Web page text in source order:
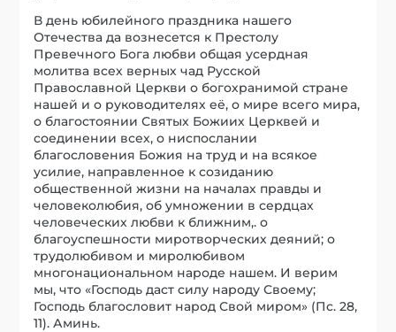
В день юбилейного праздника нашего
Отечества да вознесется к Престолу
Превечного Бога любви общая усердная
молитва всех верных чад Русской
Православной Церкви о богохранимой стране
нашей и о руководителях её, о мире всего мира,
о благостоянии Святых Божиих Церквей и
соединении всех, о ниспослании
благословения Божия на труд и на всякое
усилие, направленное к созиданию
общественной жизни на началах правды и
человеколюбия, об умножении в сердцах
человеческих любви к ближним,. о
благоуспешности миротворческих деяний; о
трудолюбивом и миролюбивом
многонациональном народе нашем. И верим
мы, что «Господь даст силу народу Своему;
Господь благословит народ Свой миром» (Пс. 28,
11). Аминь.